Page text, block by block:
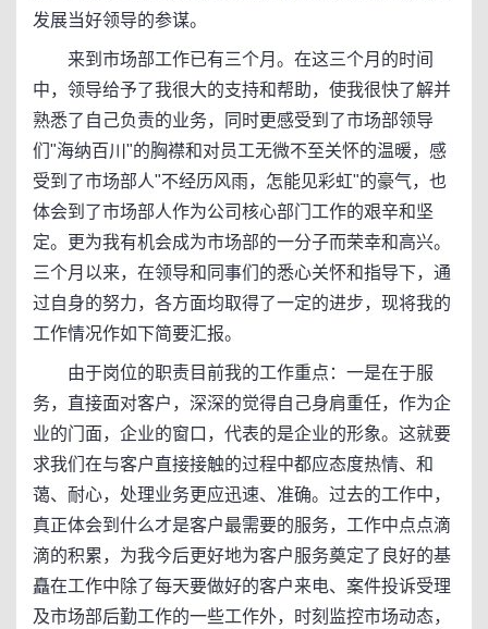
发展当好领导的参谋。
来到市场部工作已有三个月。在这三个月的时间
中，领导给予了我很大的支持和帮助，使我很快了解并
熟悉了自己负责的业务，同时更感受到了市场部领导
们"海纳百川"的胸襟和对员工无微不至关怀的温暖，感
受到了市场部人"不经历风雨，怎能见彩虹"的豪气，也
体会到了市场部人作为公司核心部门工作的艰辛和坚
定。更为我有机会成为市场部的一分子而荣幸和高兴。
三个月以来，在领导和同事们的悉心关怀和指导下，通
过自身的努力，各方面均取得了一定的进步，现将我的
工作情况作如下简要汇报。
由于岗位的职责目前我的工作重点：一是在于服
务，直接面对客户，深深的觉得自己身肩重任，作为企
业的门面，企业的窗口，代表的是企业的形象。这就要
求我们在与客户直接接触的过程中都应态度热情、和
蔼、耐心，处理业务更应迅速、准确。过去的工作中，
真正体会到什么才是客户最需要的服务，工作中点点滴
滴的积累，为我今后更好地为客户服务奠定了良好的基
矗在工作中除了每天要做好的客户来电、案件投诉受理
及市场部后勤工作的一些工作外，时刻监控市场动态，